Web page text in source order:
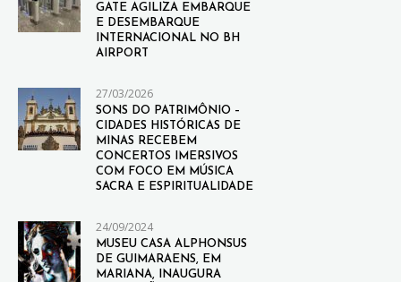
GATE AGILIZA EMBARQUE
E DESEMBARQUE
INTERNACIONAL NO BH
AIRPORT
27/03/2026
SONS DO PATRIMÔNIO –
CIDADES HISTÓRICAS DE
MINAS RECEBEM
CONCERTOS IMERSIVOS
COM FOCO EM MÚSICA
SACRA E ESPIRITUALIDADE
24/09/2024
MUSEU CASA ALPHONSUS
DE GUIMARAENS, EM
MARIANA, INAUGURA